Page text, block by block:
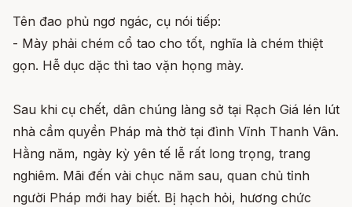
Tên đao phủ ngơ ngác, cụ nói tiếp:
- Mày phải chém cổ tao cho tốt, nghĩa là chém thiệt
gọn. Hễ dục dặc thì tao vặn họng mày.
Sau khi cụ chết, dân chúng làng sở tại Rạch Giá lén lút
nhà cầm quyền Pháp mà thờ tại đình Vĩnh Thanh Vân.
Hằng năm, ngày kỳ yên tế lễ rất long trọng, trang
nghiêm. Mãi đến vài chục năm sau, quan chủ tỉnh
người Pháp mới hay biết. Bị hạch hỏi, hương chức